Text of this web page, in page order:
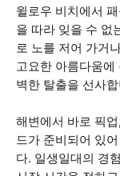
윌로우 비치에서
을 따라 잊을 수 없
로 노를 저어 가거
고요한 아름다움
벽한 탈출을 선사
해변에서 바로 픽
드가 준비되어 있
다. 일생일대의 경